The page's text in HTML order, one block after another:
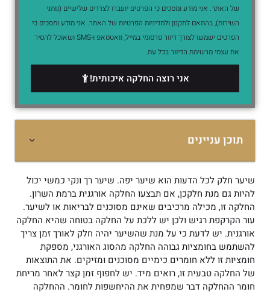
של האתר. אני מודע ומסכים כי הפרטים יועברו לצדדים שלישיים (נותני
השירות), בהתאם לתקנון ולמדיניות הפרטיות של האתר. אני מודע ומסכים כי
הפרטים ישמשו לצורך דיוור פרסומי במייל, וואטסאפ ו-SMS ושאוכל להסיר
את עצמי מרשימת הדיוור בכל עת.
אני רוצה החלקה איכותית!
תוכן עניינים
שיער חלק לכל הדעות הוא שיער יפה. שיער רך ונקי כמשי יכול
להיות גם מנת חלקכן, אם תבצעו החלקה אורגנית ברמת השרון.
החלקה זו, מכילה מרכיבים שאינם מסוכנים לבריאות או לשיער.
עור הקרקפת רגיש ולכן יש ללכת על החלקה בטוחה שהיא החלקה
אורגנית. יש לדעת כי על מנת שהשיער יהיה חלק לאורך זמן צריך
להשתמש בחומציות גבוהה החלקה מהסוג האורגני, מספקת
חומציות זו ללא חומרים כימיים מסוכנים ומזיקים. את התוצאות
של החלקה טבעית זו, רואים מיד. יש לחפוף זמן קצר לאחר מריחת
חומר ההחלקה דבר שמפחית את ההיחשפות לחומר. ההחלקה